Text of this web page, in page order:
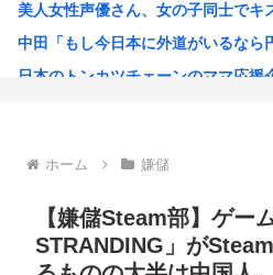
【画像】セブンイレブンのバイト「
神『あなたは死にました。もう一
美人女性声優さん、女の子同士でキ
中田「もし今日本に外道がいるなら
日本のトンカツチェーンのママ応援
兵庫県斎藤知事、宣戦布告「数十年
ちいかわ60億円www
海外「日本人は何に使ってるんだ
ホーム 嫌儲
【嫌儲Steam部】ゲー
STRANDING」が